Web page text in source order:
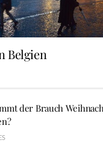
Belgien
der Brauch